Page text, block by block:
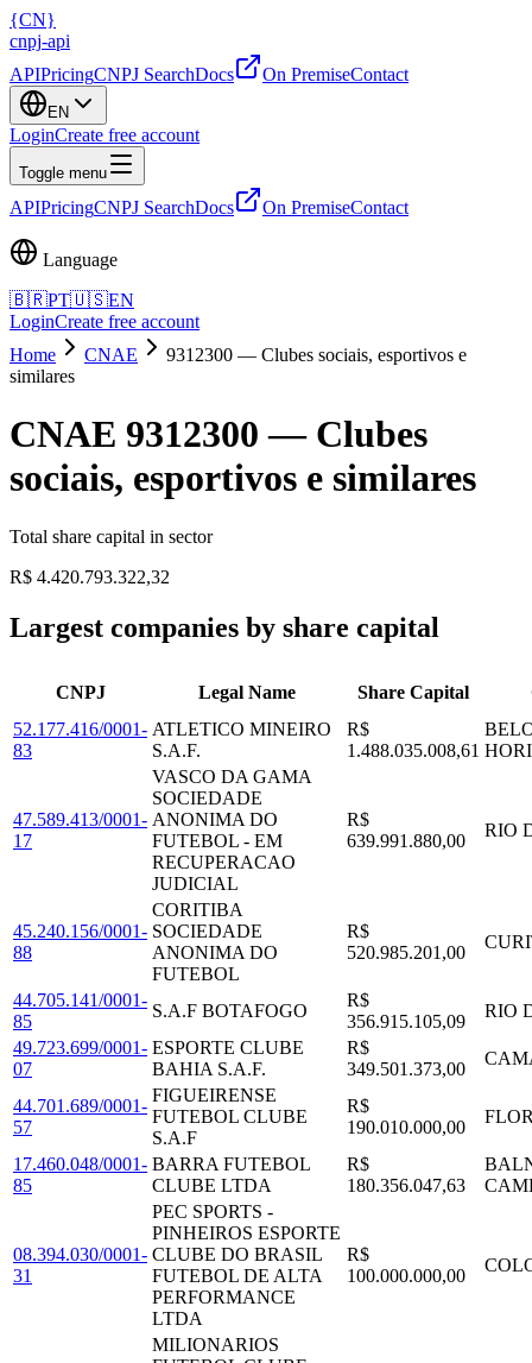
{CN}
cnpj-api
APIPricingCNPJ SearchDocs On PremiseContact
EN
LoginCreate free account
Toggle menu
APIPricingCNPJ SearchDocs On PremiseContact
Language
🇧🇷PT🇺🇸EN
LoginCreate free account
Home
CNAE 9312300 — Clubes sociais, esportivos e
similares
CNAE 9312300 — Clubes
sociais, esportivos e similares
Total share capital in sector
R$ 4.420.793.322,32
Largest companies by share capital
CNPJ Legal Name Share Capital
52.177.416/0001-
83
ATLETICO MINEIRO
S.A.F.
R$
1.488.035.008,61
47.589.413/0001-
17
VASCO DA GAMA
SOCIEDADE
ANONIMA DO
FUTEBOL - EM
RECUPERACAO
JUDICIAL
R$
639.991.880,00
RIO
45.240.156/0001-
88
CORITIBA
SOCIEDADE
ANONIMA DO
FUTEBOL
R$
520.985.201,00
44.705.141/0001-
85
S.A.F BOTAFOGO
R$
356.915.105,09
RIO
49.723.699/0001-
07
ESPORTE CLUBE
BAHIA S.A.F.
R$
349.501.373,00
44.701.689/0001-
57
FIGUEIRENSE
FUTEBOL CLUBE
S.A.F
R$
190.010.000,00
17.460.048/0001-
85
BARRA FUTEBOL
CLUBE LTDA
R$
180.356.047,63
08.394.030/0001-
31
PEC SPORTS -
PINHEIROS ESPORTE
CLUBE DO BRASIL
FUTEBOL DE ALTA
PERFORMANCE
LTDA
R$
100.000.000,00
MILIONARIOS